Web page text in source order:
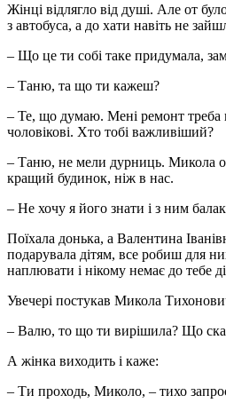
Жінці відлягло від душі. Але от
з автобуса, а до хати навіть не
– Що це ти собі таке придумала,
– Таню, та що ти кажеш?
– Те, що думаю. Мені ремонт треба
чоловікові. Хто тобі важливіший?
– Таню, не мели дурниць. Микола он
кращий будинок, ніж в нас.
– Не хочу я його знати і з ним
Поїхала донька, а Валентина
подарувала дітям, все робиш для
наплювати і нікому немає до тебе
Увечері постукав Микола
– Валю, то що ти вирішила? Що
А жінка виходить і каже:
– Ти проходь, Миколо, – тихо